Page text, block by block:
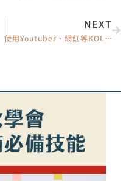
NEXT
使用Youtuber、網紅等KOL粉絲頁、IG投廣告完整圖文步驟教學
下一篇